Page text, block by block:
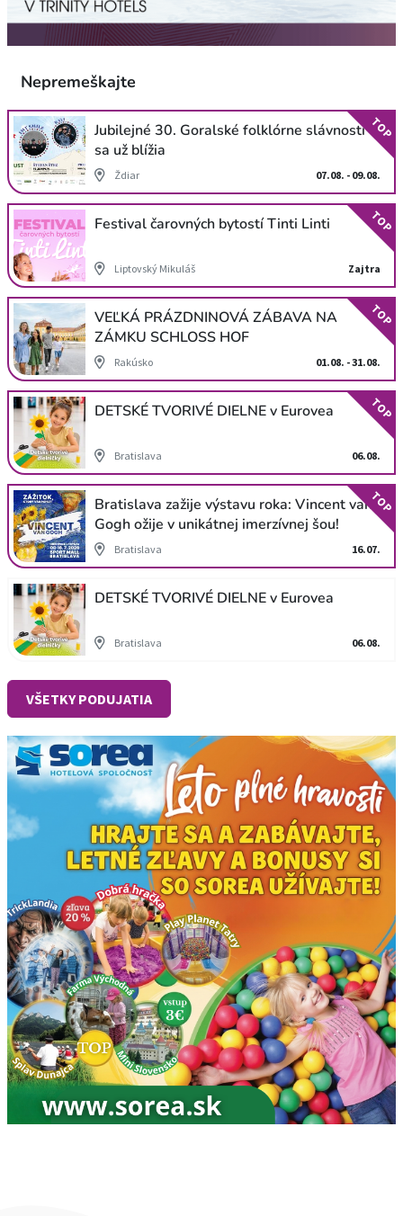
Nepremeškajte
Jubilejné 30. Goralské folklórne slávnosti
sa už blížia
Ždiar 07.08. - 09.08.
TOP
Festival čarovných bytostí Tinti Linti
Liptovský Mikuláš Zajtra
TOP
VEĽKÁ PRÁZDNINOVÁ ZÁBAVA NA
ZÁMKU SCHLOSS HOF
Rakúsko 01.08. - 31.08.
TOP
DETSKÉ TVORIVÉ DIELNE v Eurovea
Bratislava 06.08.
TOP
Bratislava zažije výstavu roka: Vincent van
Gogh ožije v unikátnej imerzívnej šou!
Bratislava 16.07.
TOP
DETSKÉ TVORIVÉ DIELNE v Eurovea
Bratislava 06.08.
VŠETKY PODUJATIA